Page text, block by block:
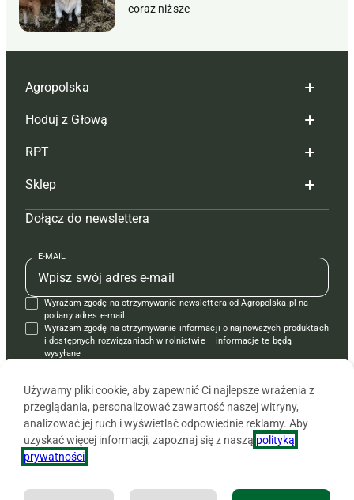
coraz niższe
Agropolska
Redakcja
Reklama
Tagi
Mapa serwisu
Kontakt
Regulamin
Polityka prywatności
Hoduj z Głową
Hoduj z głową bydło
Hoduj z głową świnie
Prenumerata
Redakcja
Kontakt
Reklama
RPT
Redakcja
Prenumerata
Reklama
Kontakt
Krzyżówki
Sklep
Czasopisma i prenumerata
Książki
Regulamin
Dołącz do newslettera
E-MAIL
Wyrażam zgodę na otrzymywanie newslettera od Agropolska.pl na
podany adres e-mail.
Wyrażam zgodę na otrzymywanie informacji o najnowszych produktach
i dostępnych rozwiązaniach w rolnictwie – informacje te będą
wysyłane
Używamy pliki cookie, aby zapewnić Ci najlepsze wrażenia z
przeglądania, personalizować zawartość naszej witryny,
analizować jej ruch i wyświetlać odpowiednie reklamy. Aby
uzyskać więcej informacji, zapoznaj się z naszą polityką
prywatności